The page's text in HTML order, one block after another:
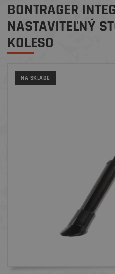
BONTRAGER
NASTAVITEĽNÝ
KOLESO
NA SKLADE